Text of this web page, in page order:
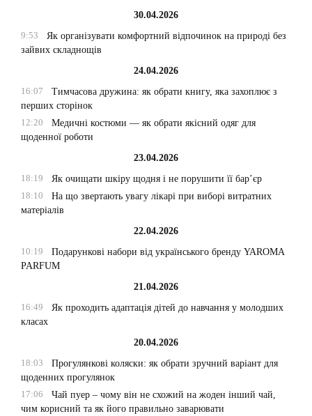
30.04.2026
9:53
Як організувати комфортний відпочинок на природі без
зайвих складнощів
24.04.2026
16:07
Тимчасова дружина: як обрати книгу, яка захоплює з
перших сторінок
12:20
Медичні костюми — як обрати якісний одяг для
щоденної роботи
23.04.2026
18:19
Як очищати шкіру щодня і не порушити її бар’єр
18:10
На що звертають увагу лікарі при виборі витратних
матеріалів
22.04.2026
10:19
Подарункові набори від українського бренду YAROMA
PARFUM
21.04.2026
16:49
Як проходить адаптація дітей до навчання у молодших
класах
20.04.2026
18:03
Прогулянкові коляски: як обрати зручний варіант для
щоденних прогулянок
17:06
Чай пуер – чому він не схожий на жоден інший чай,
чим корисний та як його правильно заварювати